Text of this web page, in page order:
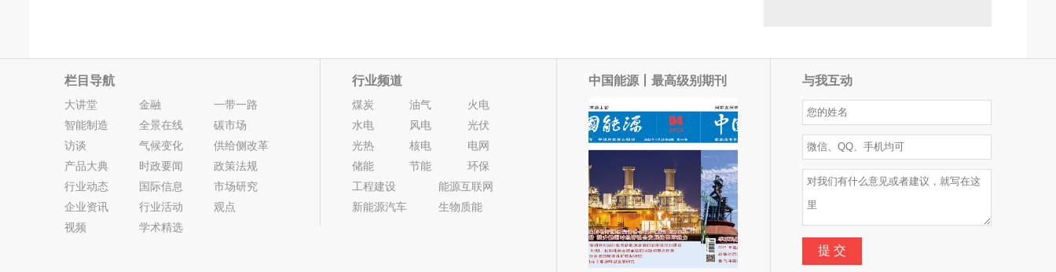
栏目导航
大讲堂 金融
一带一路
智能制造
全景在线
碳市场
访谈
气候变化
供给侧改革
产品大典
时政要闻
政策法规
行业动态
国际信息
市场研究
企业资讯
行业活动
观点
视频
学术精选
行业频道
煤炭 油气
火电
水电
风电
光伏
光热
核电
电网
储能
节能
环保
工程建设
能源互联网
新能源汽车
生物质能
中国能源丨最高级别期刊 与我互动